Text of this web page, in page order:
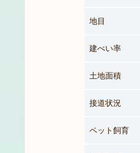
地目
建ぺい率
土地面積
接道状況
ペット飼育